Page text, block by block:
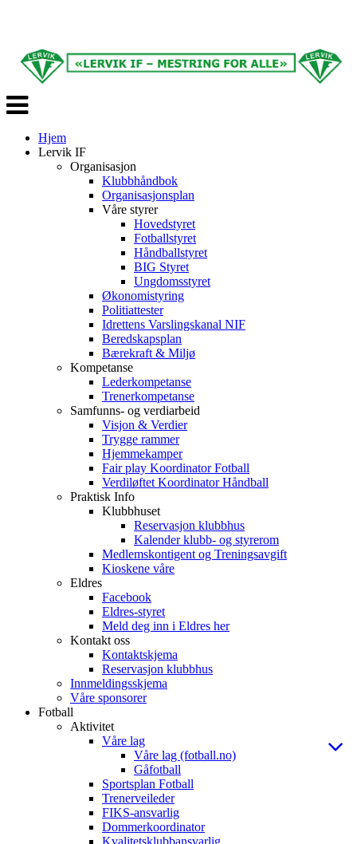
Veksle
navigasjon
Hjem
Lervik IF
Organisasjon
Klubbhåndbok
Organisasjonsplan
Våre styrer
Hovedstyret
Fotballstyret
Håndballstyret
BIG Styret
Ungdomsstyret
Økonomistyring
Politiattester
Idrettens Varslingskanal NIF
Beredskapsplan
Bærekraft & Miljø
Kompetanse
Lederkompetanse
Trenerkompetanse
Samfunns- og verdiarbeid
Visjon & Verdier
Trygge rammer
Hjemmekamper
Fair play Koordinator Fotball
Verdiløftet Koordinator Håndball
Praktisk Info
Klubbhuset
Reservasjon klubbhus
Kalender klubb- og styrerom
Medlemskontigent og Treningsavgift
Kioskene våre
Eldres
Facebook
Eldres-styret
Meld deg inn i Eldres her
Kontakt oss
Kontaktskjema
Reservasjon klubbhus
Innmeldingsskjema
Våre sponsorer
Fotball
Aktivitet
Våre lag
Våre lag (fotball.no)
Gåfotball
Sportsplan Fotball
Trenerveileder
FIKS-ansvarlig
Dommerkoordinator
Kvalitetsklubbansvarlig